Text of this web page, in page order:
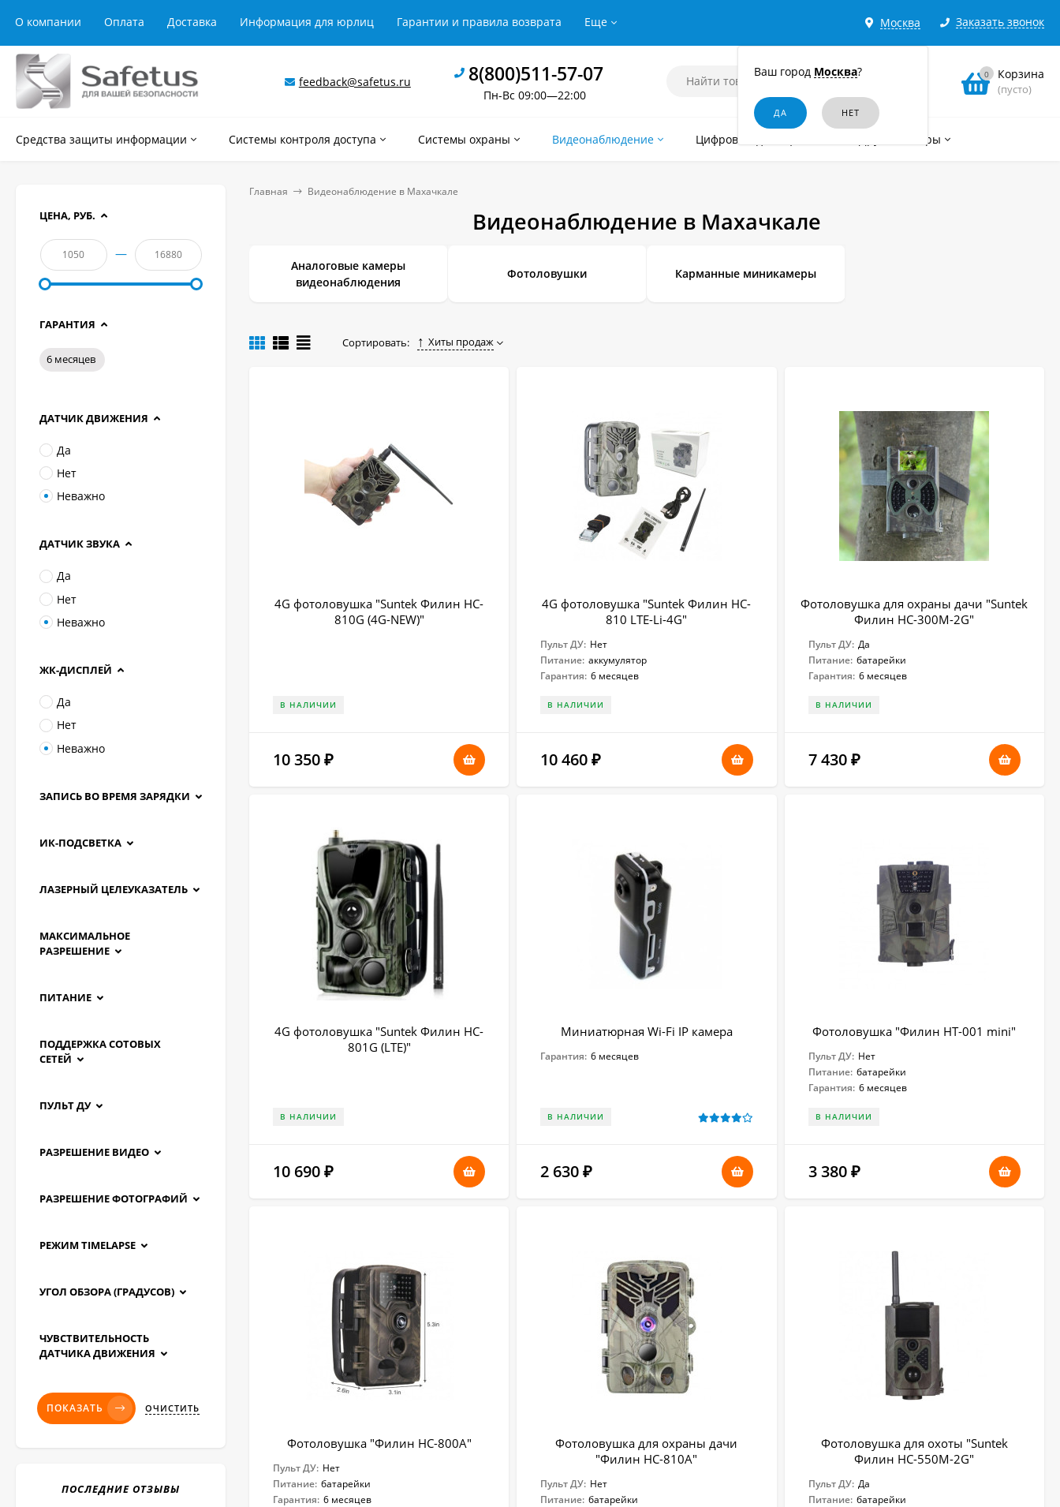
Москва
Ваш город Москва?
Заказать звонок
О компании Оплата Доставка Информация для юрлиц Гарантии и правила возврата Еще
feedback@safetus.ru 8(800)511-57-07
Пн-Вс 09:00—22:00
0 Корзина
(пусто)
Средства защиты информации Системы контроля доступа Системы охраны Видеонаблюдение Цифровые диктофоны Другие товары
Главная Видеонаблюдение в Махачкале
Видеонаблюдение в Махачкале
Аналоговые камеры
видеонаблюдения
Фотоловушки Карманные миникамеры
Сортировать: Хиты продаж
4G фотоловушка "Suntek Филин HC-
810G (4G-NEW)"
В НАЛИЧИИ
10 350 ₽
4G фотоловушка "Suntek Филин HC-
810 LTE-Li-4G"
Пульт ДУ: Нет
Питание: аккумулятор
Гарантия: 6 месяцев
В НАЛИЧИИ
10 460₽
Фотоловушка для охраны дачи "Suntek
Филин HC-300M-2G"
Пульт ДУ: Да
Питание: батарейки
Гарантия: 6 месяцев
В НАЛИЧИИ
7 430 ₽
4G фотоловушка "Suntek Филин HC-
801G (LTE)"
В НАЛИЧИИ
10 690 ₽
Миниатюрная Wi-Fi IP камера
Гарантия: 6 месяцев
В НАЛИЧИИ
2 630₽
Фотоловушка "Филин HT-001 mini"
Пульт ДУ: Нет
Питание: батарейки
Гарантия: 6 месяцев
В НАЛИЧИИ
3 380 ₽
Фотоловушка "Филин HC-800A"
Пульт ДУ: Нет
Питание: батарейки
Гарантия: 6 месяцев
Фотоловушка для охраны дачи
"Филин HC-810A"
Пульт ДУ: Нет
Питание: батарейки
Фотоловушка для охоты "Suntek
Филин HC-550M-2G"
Пульт ДУ: Да
Питание: батарейки
ЦЕНА, РУБ.
—
ГАРАНТИЯ
6 месяцев
ДАТЧИК ДВИЖЕНИЯ
Да
Нет
Неважно
ДАТЧИК ЗВУКА
Да
Нет
Неважно
ЖК-ДИСПЛЕЙ
Да
Нет
Неважно
ЗАПИСЬ ВО ВРЕМЯ ЗАРЯДКИ
ИК-ПОДСВЕТКА
ЛАЗЕРНЫЙ ЦЕЛЕУКАЗАТЕЛЬ
МАКСИМАЛЬНОЕ
РАЗРЕШЕНИЕ
ПИТАНИЕ
ПОДДЕРЖКА СОТОВЫХ
СЕТЕЙ
ПУЛЬТ ДУ
РАЗРЕШЕНИЕ ВИДЕО
РАЗРЕШЕНИЕ ФОТОГРАФИЙ
РЕЖИМ TIMELAPSE
УГОЛ ОБЗОРА (ГРАДУСОВ)
ЧУВСТВИТЕЛЬНОСТЬ
ДАТЧИКА ДВИЖЕНИЯ
ПОКАЗАТЬ ОЧИСТИТЬ
ПОСЛЕДНИЕ ОТЗЫВЫ